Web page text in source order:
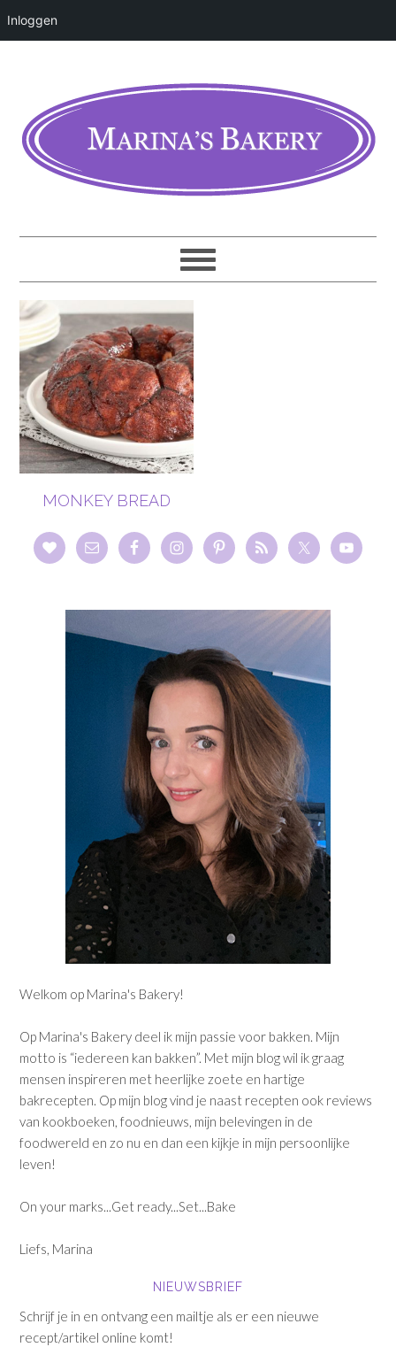
Inloggen
MONKEY BREAD
Welkom op Marina's Bakery!
Op Marina's Bakery deel ik mijn passie voor bakken. Mijn
motto is “iedereen kan bakken”. Met mijn blog wil ik graag
mensen inspireren met heerlijke zoete en hartige
bakrecepten. Op mijn blog vind je naast recepten ook reviews
van kookboeken, foodnieuws, mijn belevingen in de
foodwereld en zo nu en dan een kijkje in mijn persoonlijke
leven!
On your marks...Get ready...Set...Bake
Liefs, Marina
NIEUWSBRIEF
Schrijf je in en ontvang een mailtje als er een nieuwe
recept/artikel online komt!